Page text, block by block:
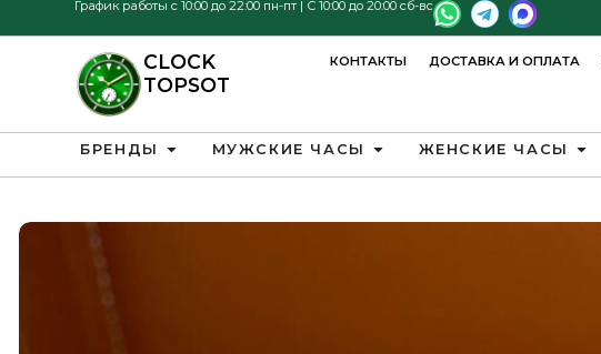
График работы с 10:00 до 22:00 пн-пт | С 10:00 до 20:00 сб-вс
CLOCK
TOPSOT
КОНТАКТЫ ДОСТАВКА И ОПЛАТА
БРЕНДЫ МУЖСКИЕ ЧАСЫ ЖЕНСКИЕ ЧАСЫ